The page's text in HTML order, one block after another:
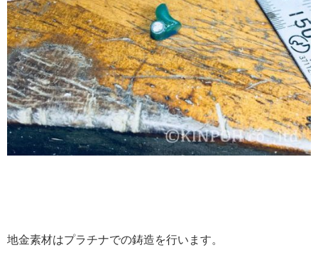
地金素材はプラチナでの鋳造を行います。